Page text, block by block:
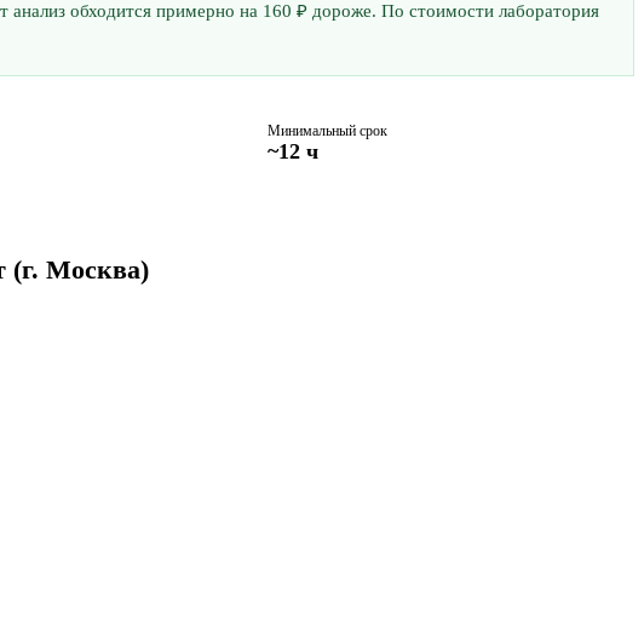
анализ обходится примерно на 160 ₽ дороже. По стоимости лаборатория
Минимальный срок
~12 ч
(г. Москва)